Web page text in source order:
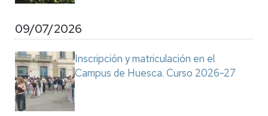
09/07/2026
Inscripción y matriculación en el
Campus de Huesca. Curso 2026-27